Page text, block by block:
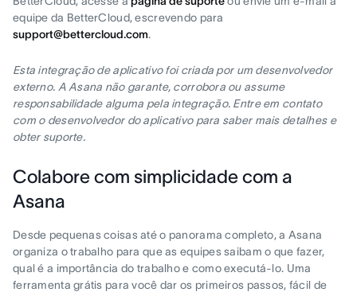
equipe da BetterCloud, escrevendo para
support@bettercloud.com.
Esta integração de aplicativo foi criada por um desenvolvedor
externo. A Asana não garante, corrobora ou assume
responsabilidade alguma pela integração. Entre em contato
com o desenvolvedor do aplicativo para saber mais detalhes e
obter suporte.
Colabore com simplicidade com a
Asana
Desde pequenas coisas até o panorama completo, a Asana
organiza o trabalho para que as equipes saibam o que fazer,
qual é a importância do trabalho e como executá-lo. Uma
ferramenta grátis para você dar os primeiros passos, fácil de